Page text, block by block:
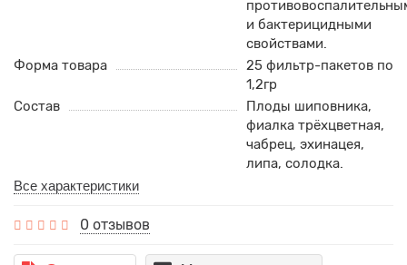
и бактерицидными
свойствами.
Форма товара
25 фильтр-пакетов по
1,2гр
Состав
Плоды шиповника,
фиалка трёхцветная,
чабрец, эхинацея,
липа, солодка.
Все характеристики
0 отзывов